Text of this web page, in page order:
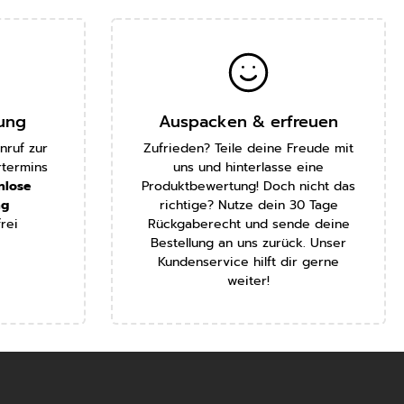
zur
Auspacken & erfreuen
Zufrieden? Teile deine Freude mit
uns und hinterlasse eine
Produktbewertung! Doch nicht das
richtige? Nutze dein 30 Tage
Rückgaberecht und sende deine
Bestellung an uns zurück. Unser
Kundenservice hilft dir gerne
weiter!